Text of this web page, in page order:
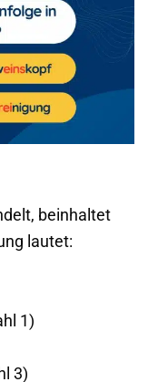
beinhaltet
lautet:
1)
3)